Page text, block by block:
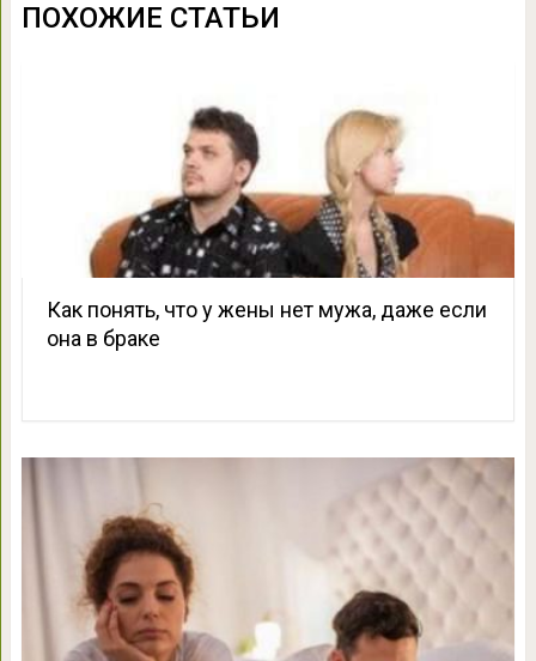
ПОХОЖИЕ СТАТЬИ
Как понять, что у жены нет мужа, даже если
она в браке